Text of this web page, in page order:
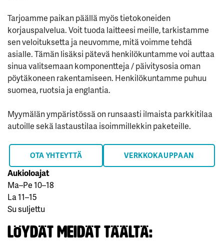
Tarjoamme paikan päällä myös tietokoneiden
korjauspalvelua. Voit tuoda laitteesi meille, tarkistamme
sen veloituksetta ja neuvomme, mitä voimme tehdä
asialle. Tämän lisäksi pätevä henkilökuntamme voi auttaa
sinua valitsemaan komponentteja / päivitysosia oman
pöytäkoneen rakentamiseen. Henkilökuntamme puhuu
suomea, ruotsia ja englantia.
Myymälän ympäristössä on runsaasti ilmaista parkkitilaa
autoille sekä lastaustilaa isoimmillekkin paketeille.
OTA YHTEYTTÄ VERKKOKAUPPAAN
Aukioloajat
Ma–Pe 10–18
La 11–15
Su suljettu
Löydät meidät täältä: